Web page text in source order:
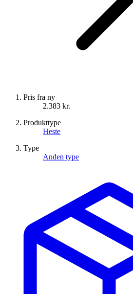
Pris fra ny
2.383 kr.
Produkttype
Heste
Type
Anden type